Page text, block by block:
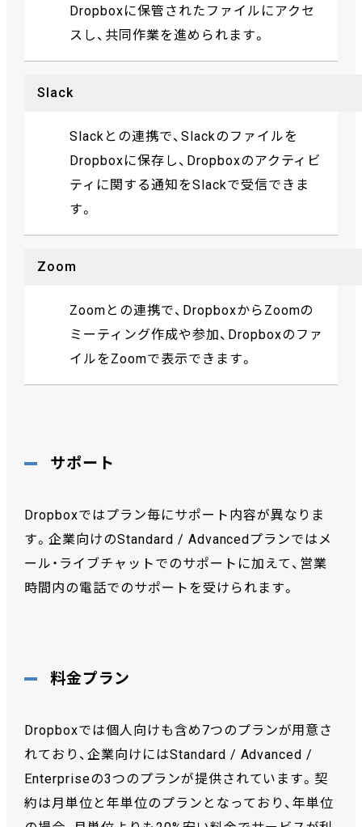
Dropboxに保管されたファイルにアクセ
スし、共同作業を進められます。
Slack
Slackとの連携で、Slackのファイルを
Dropboxに保存し、Dropboxのアクティビ
ティに関する通知をSlackで受信できま
す。
Zoom
Zoomとの連携で、DropboxからZoomの
ミーティング作成や参加、Dropboxのファ
イルをZoomで表示できます。
サポート
Dropboxではプラン毎にサポート内容が異なりま
す。企業向けのStandard / Advancedプランではメ
ール・ライブチャットでのサポートに加えて、営業
時間内の電話でのサポートを受けられます。
料金プラン
Dropboxでは個人向けも含め7つのプランが用意さ
れており、企業向けにはStandard / Advanced /
Enterpriseの3つのプランが提供されています。契
約は月単位と年単位のプランとなっており、年単位